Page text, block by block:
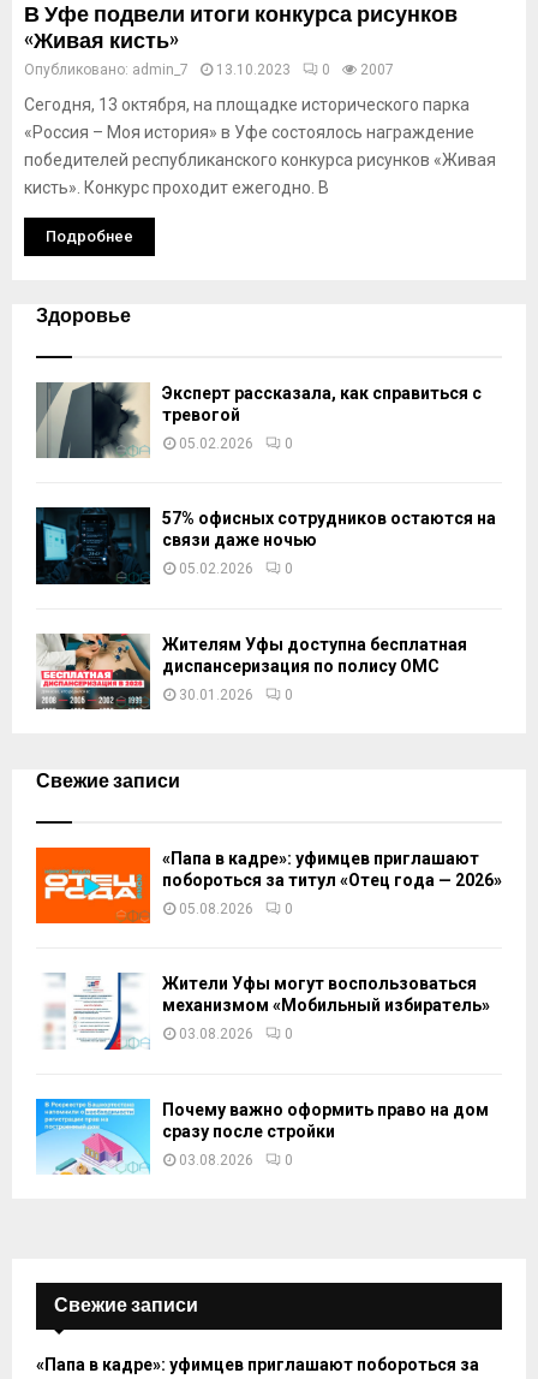
В Уфе подвели итоги конкурса рисунков
«Живая кисть»
Опубликовано: admin_7 13.10.2023 0 2007
Сегодня, 13 октября, на площадке исторического парка
«Россия – Моя история» в Уфе состоялось награждение
победителей республиканского конкурса рисунков «Живая
кисть». Конкурс проходит ежегодно. В
Подробнее
Здоровье
Эксперт рассказала, как справиться с
тревогой
05.02.2026 0
57% офисных сотрудников остаются на
связи даже ночью
05.02.2026 0
Жителям Уфы доступна бесплатная
диспансеризация по полису ОМС
30.01.2026 0
Свежие записи
«Папа в кадре»: уфимцев приглашают
побороться за титул «Отец года — 2026»
05.08.2026 0
Жители Уфы могут воспользоваться
механизмом «Мобильный избиратель»
03.08.2026 0
Почему важно оформить право на дом
сразу после стройки
03.08.2026 0
Свежие записи
«Папа в кадре»: уфимцев приглашают побороться за